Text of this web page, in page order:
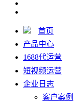
首页
产品中心
1688代运营
短视频运营
企业日志
客户案例